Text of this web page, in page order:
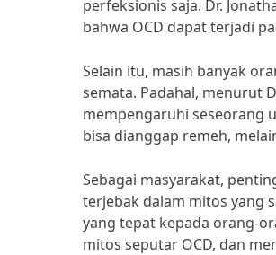
perfeksionis saja. Dr.
bahwa OCD dapat terjadi
Selain itu, masih banyak
semata. Padahal, menurut
mempengaruhi seseorang
bisa dianggap remeh,
Sebagai masyarakat,
terjebak dalam mitos yang
yang tepat kepada orang-
mitos seputar OCD, dan